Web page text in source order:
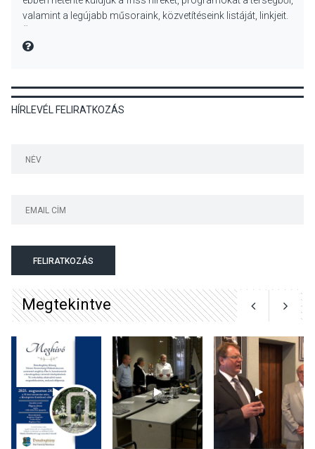
talajközeli ózonmennyiség
KULTÚRA 2026 AUG 06
Mi a pszichológia, és miért
Tahitótfaluban a Bodor
Színek, közösség és
hagyomány – kiállítás
nyitotta meg az idei Irány
Surány Fesztivált
KULTÚRA 2026 AUG 05
valamint a legújabb műsoraink, közvetítéseink listáját, linkjeit.
MIRE MONDTA
HÍRLEVÉL FELIRATKOZÁS
FELIRATKOZÁS
Megtekintve